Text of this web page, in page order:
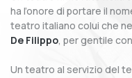
ha l’onore di portare il
teatro italiano colui che
De Filippo, per gentile
Un teatro al servizio del